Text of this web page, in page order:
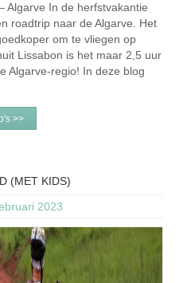
Algarve In de herfstvakantie
roadtrip naar de Algarve. Het
om te vliegen op
Lissabon is het maar 2,5 uur
Algarve-regio! In deze blog
>>
(MET KIDS)
2023